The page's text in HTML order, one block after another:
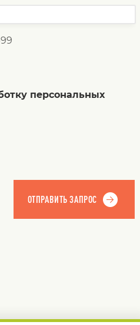
персональных